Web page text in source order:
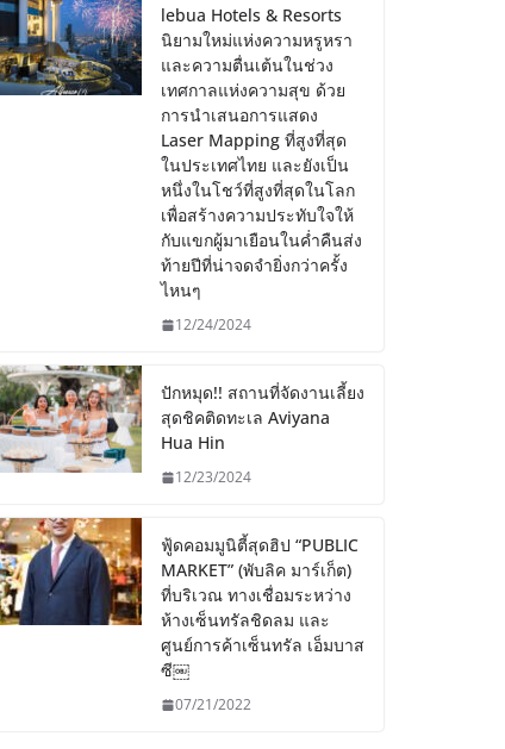
lebua Hotels & Resorts
นิยามใหม่แห่งความหรูหรา
และความตื่นเต้นในช่วง
เทศกาลแห่งความสุข ด้วย
การนำเสนอการแสดง
Laser Mapping ที่สูงที่สุด
ในประเทศไทย และยังเป็น
หนึ่งในโชว์ที่สูงที่สุดในโลก
เพื่อสร้างความประทับใจให้
กับแขกผู้มาเยือนในค่ำคืนส่ง
ท้ายปีที่น่าจดจำยิ่งกว่าครั้ง
ไหนๆ
12/24/2024
ปักหมุด!! สถานที่จัดงานเลี้ยง
สุดชิคติดทะเล Aviyana
Hua Hin
12/23/2024
ฟู้ดคอมมูนิตี้สุดฮิป “PUBLIC
MARKET” (พับลิค มาร์เก็ต)
ที่บริเวณ ทางเชื่อมระหว่าง
ห้างเซ็นทรัลชิดลม และ
ศูนย์การค้าเซ็นทรัล เอ็มบาส
ซี￼
07/21/2022